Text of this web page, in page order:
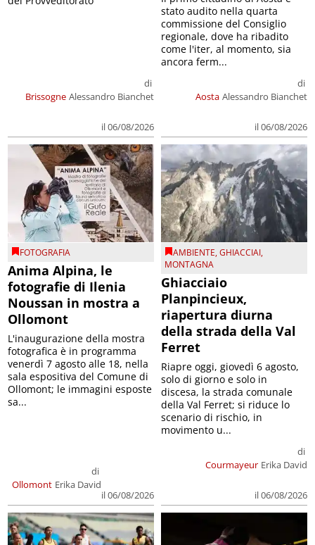
Brissogne
di
Alessandro Bianchet
il 06/08/2026
Aosta
di
Alessandro Bianchet
il 06/08/2026
stato audito nella quarta
commissione del Consiglio
regionale, dove ha ribadito
come l'iter, al momento, sia
ancora ferm...
FOTOGRAFIA
Anima Alpina, le
fotografie di Ilenia
Noussan in mostra a
Ollomont
Ollomont
di
Erika David
il 06/08/2026
L'inaugurazione della mostra
fotografica è in programma
venerdì 7 agosto alle 18, nella
sala espositiva del Comune di
Ollomont; le immagini esposte
sa...
AMBIENTE,GHIACCIAI,
MONTAGNA
Ghiacciaio
Planpincieux,
riapertura diurna
della strada della Val
Ferret
Courmayeur
di
Erika David
il 06/08/2026
Riapre oggi, giovedì 6 agosto,
solo di giorno e solo in
discesa, la strada comunale
della Val Ferret; si riduce lo
scenario di rischio, in
movimento u...